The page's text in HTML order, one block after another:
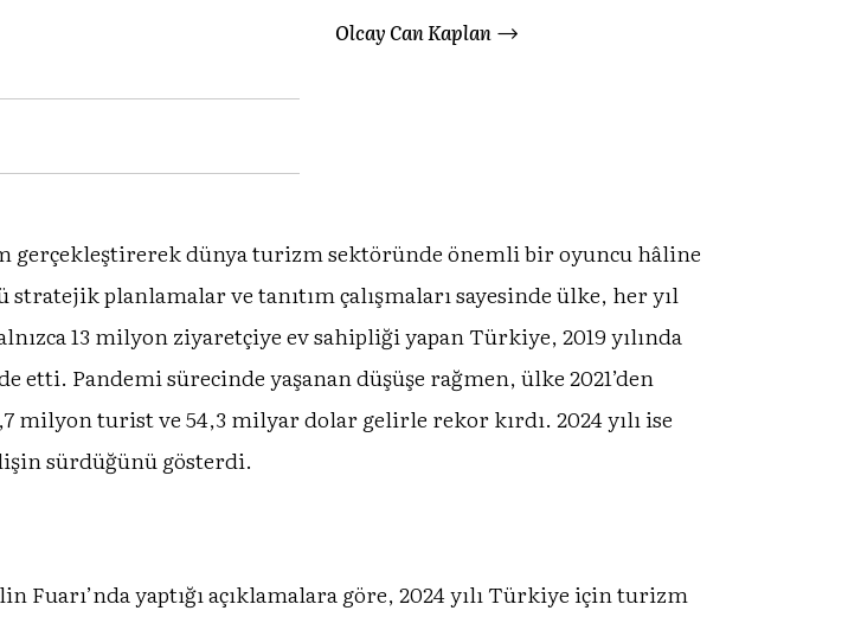
Olcay Can Kaplan
gerçekleştirerek dünya turizm sektöründe önemli bir oyuncu hâline
planlamalar ve tanıtım çalışmaları sayesinde ülke, her yıl
13 milyon ziyaretçiye ev sahipliği yapan Türkiye, 2019 yılında
etti. Pandemi sürecinde yaşanan düşüşe rağmen, ülke 2021’den
milyon turist ve 54,3 milyar dolar gelirle rekor kırdı. 2024 yılı ise
sürdüğünü gösterdi.
yaptığı açıklamalara göre, 2024 yılı Türkiye için turizm